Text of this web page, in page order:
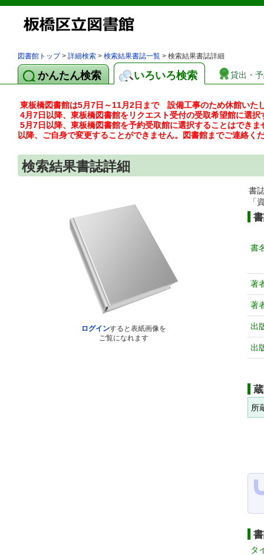
図書館トップ> 詳細検索 > 検索結果書誌一覧 > 検索結果書誌詳細
かんたん検索 いろいろ検索 貸出・
東板橋図書館は5月7日～11月2日まで 設備工事のため休館いた
4月7日以降、東板橋図書館をリクエスト受付の受取希望館に選択
5月7日以降、東板橋図書館を予約受取館に選択することはでき
以降、ご自身で変更することができません。図書館までご連絡く
検索結果書誌詳細
ログインすると表紙画像を
ご覧になれます
書
「
書
著
著
出
出
所
タ